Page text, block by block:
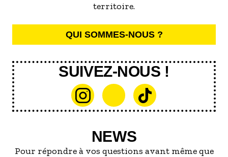
territoire.
QUI SOMMES-NOUS ?
SUIVEZ-NOUS !
NEWS
Pour répondre à vos questions avant même que